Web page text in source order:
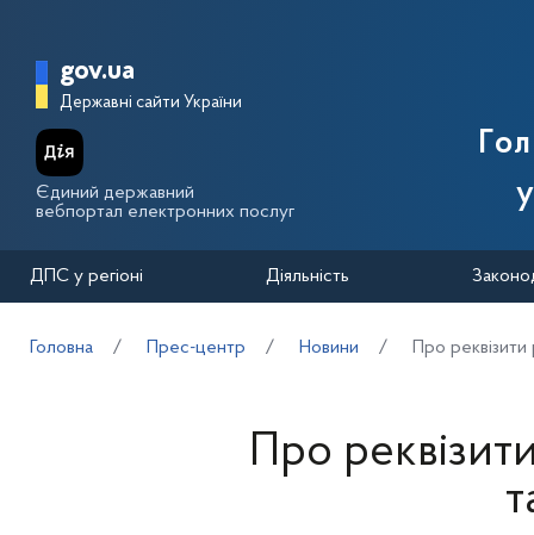
Головна сторінка Державної
gov.ua
Державні сайти України
Єдиний державний
вебпортал електронних послуг
ДПС у регіоні Діяльність
Головна Прес-центр Новини Про
Про